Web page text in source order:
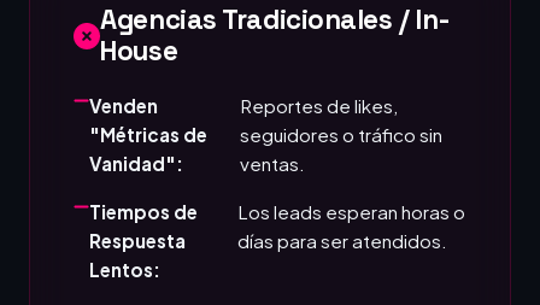
Agencias Tradicionales / In-
House
Venden
"Métricas de
Vanidad":
Reportes de likes,
seguidores o tráfico sin
ventas.
Tiempos de
Respuesta
Lentos:
Los leads esperan horas o
días para ser atendidos.